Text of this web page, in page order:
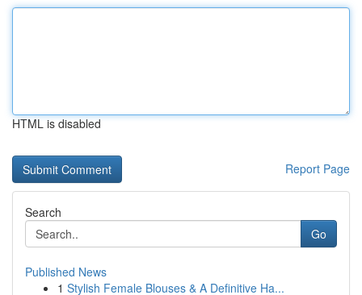
HTML is disabled
Report Page
Search
Go
Published News
1 Stylish Female Blouses & A Definitive Ha...